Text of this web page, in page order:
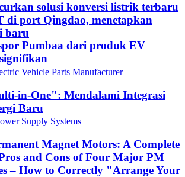
solusi konversi listrik terbaru
di port Qingdao, menetapkan
baru
Pumbaa dari produk EV
in-One": Mendalami Integrasi
Baru
Magnet Motors: A Complete
and Cons of Four Major PM
– How to Correctly "Arrange Your